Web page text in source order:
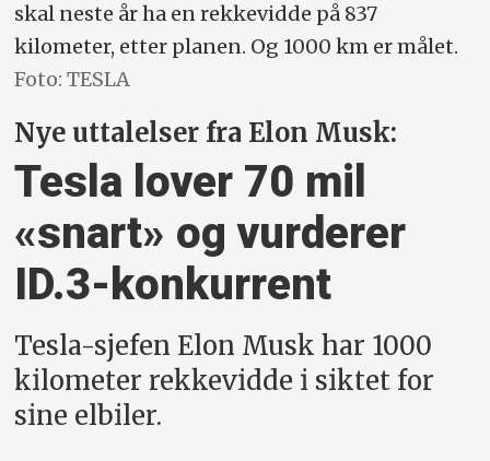
skal neste år ha en rekkevidde på 837
kilometer, etter planen. Og 1000 km er målet.
Foto: TESLA
Nye uttalelser fra Elon Musk:
Tesla lover 70 mil
«snart» og vurderer
ID.3-konkurrent
Tesla-sjefen Elon Musk har 1000
kilometer rekkevidde i siktet for
sine elbiler.